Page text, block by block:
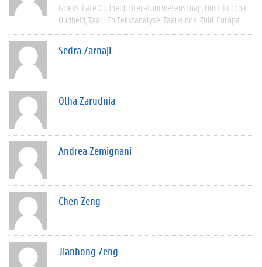
Grieks Late Oudheid Literatuurwetenschap Oost-Europa
Oudheid Taal- En Tekstanalyse Taalkunde Zuid-Europa
Sedra Zarnaji
Olha Zarudnia
Andrea Zemignani
Chen Zeng
Jianhong Zeng